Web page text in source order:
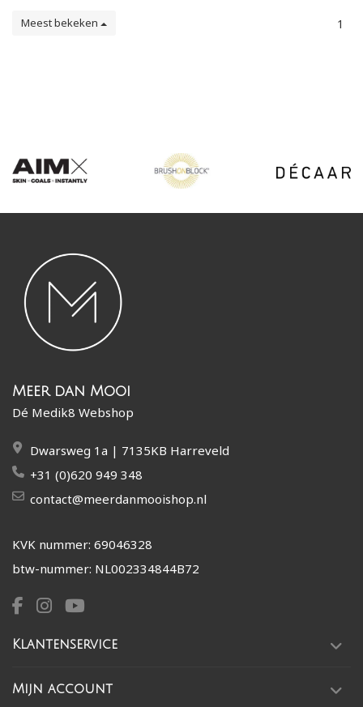
Meest bekeken 1
Meer dan Mooi
Dé Medik8 Webshop
Dwarsweg 1a | 7135KB Harreveld
+31 (0)620 949 348
contact@meerdanmooishop.nl
KVK nummer: 69046328
btw-nummer: NL002334844B72
Klantenservice
Mijn account